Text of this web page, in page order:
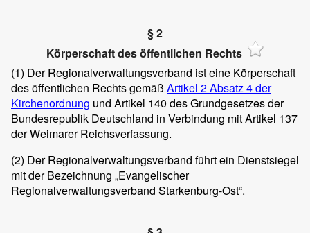
§ 2
Körperschaft des öffentlichen Rechts
(1) Der Regionalverwaltungsverband ist eine Körperschaft
des öffentlichen Rechts gemäß Artikel 2 Absatz 4 der
Kirchenordnung und Artikel 140 des Grundgesetzes der
Bundesrepublik Deutschland in Verbindung mit Artikel 137
der Weimarer Reichsverfassung.
(2) Der Regionalverwaltungsverband führt ein Dienstsiegel
mit der Bezeichnung „Evangelischer
Regionalverwaltungsverband Starkenburg-Ost“.